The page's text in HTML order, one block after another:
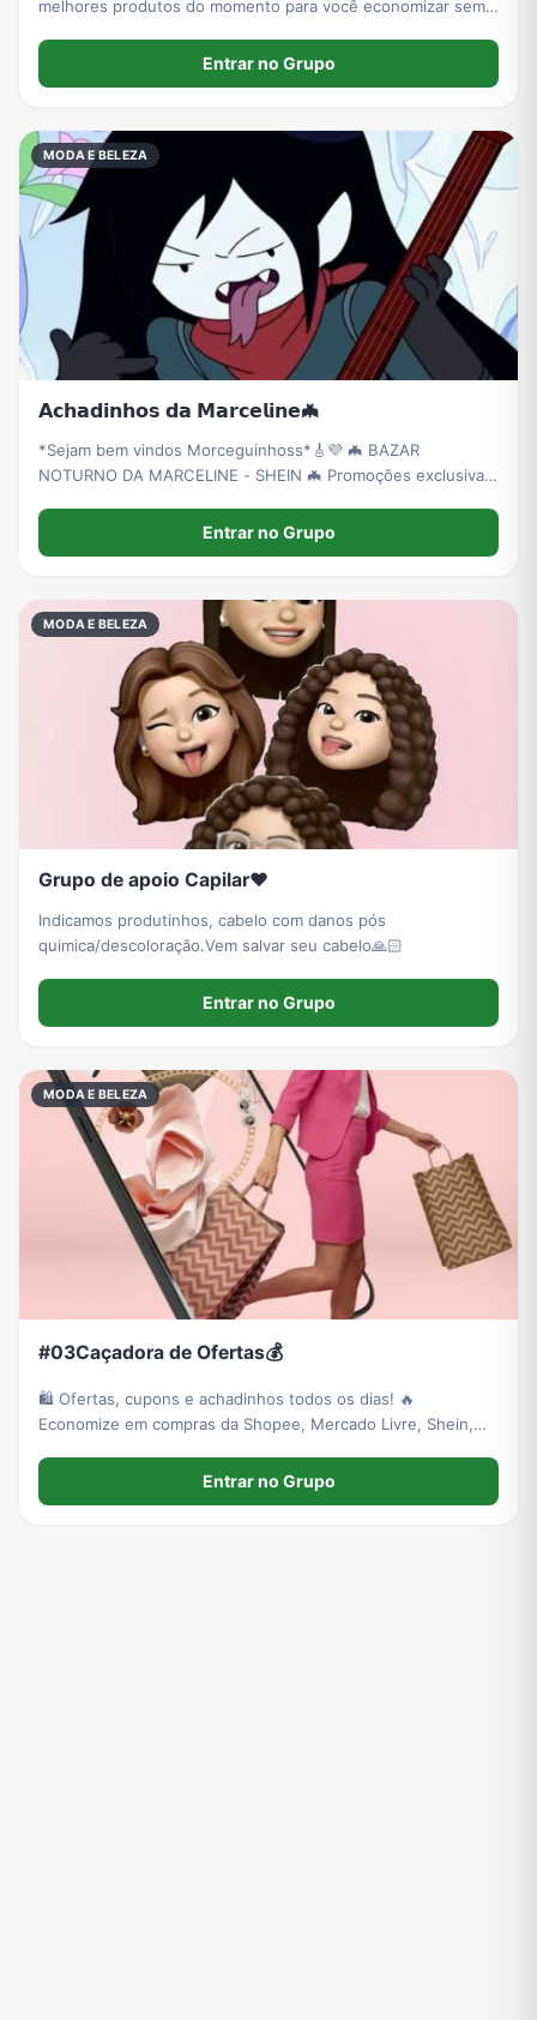
melhores produtos do momento para você economizar sem
Entrar no Grupo
MODA E BELEZA
𝗔𝗰𝗵𝗮𝗱𝗶𝗻𝗵𝗼𝘀 𝗱𝗮 𝗠𝗮𝗿𝗰𝗲𝗹𝗶𝗻𝗲🦇
*Sejam bem vindos Morceguinhoss*🎸💜 🦇 BAZAR
NOTURNO DA MARCELINE - SHEIN 🦇 Promoções exclusivas
punk, y2k dark, acessórios, corsets, chokers e tudo que é
alternativo com cupom e achado.
Entrar no Grupo
MODA E BELEZA
Grupo de apoio Capilar❤️
Indicamos produtinhos, cabelo com danos pós
quimica/descoloração.Vem salvar seu cabelo🙏🏻
Entrar no Grupo
MODA E BELEZA
#03Caçadora de Ofertas💰
🛍️ Ofertas, cupons e achadinhos todos os dias! 🔥
Economize em compras da Shopee, Mercado Livre, Shein,
promoções antes que acabem! 💸✨
Entrar no Grupo